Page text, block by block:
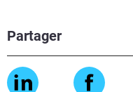
Partager